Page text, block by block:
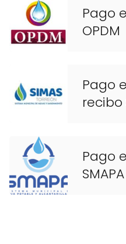
Pago
OPDM
Pago
recibo
Pago
SMAPA